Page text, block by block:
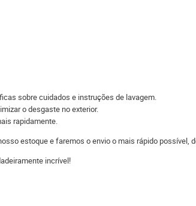
sobre cuidados e instruções de lavagem.
o desgaste no exterior.
rapidamente.
estoque e faremos o envio o mais rápido possível,
incrível!